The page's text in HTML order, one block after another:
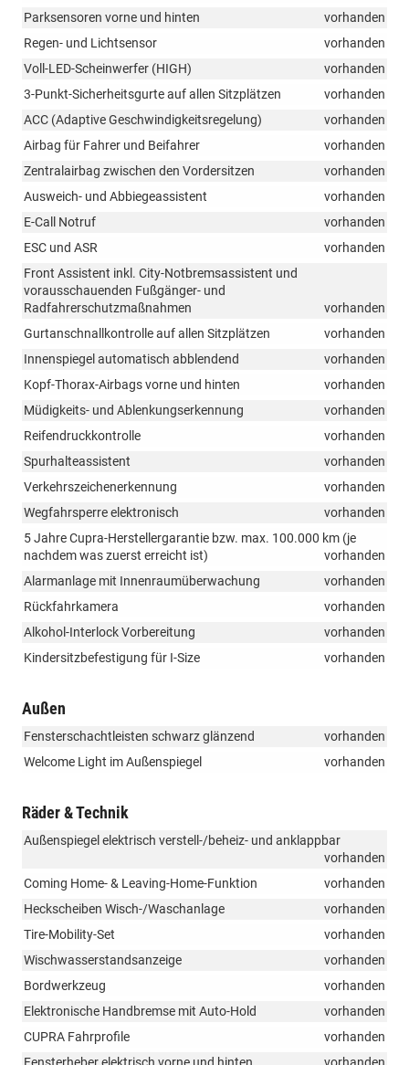
Parksensoren vorne und hinten
vorhanden
Regen- und Lichtsensor
vorhanden
Voll-LED-Scheinwerfer (HIGH)
vorhanden
3-Punkt-Sicherheitsgurte auf allen Sitzplätzen
vorhanden
ACC (Adaptive Geschwindigkeitsregelung)
vorhanden
Airbag für Fahrer und Beifahrer
vorhanden
Zentralairbag zwischen den Vordersitzen
vorhanden
Ausweich- und Abbiegeassistent
vorhanden
E-Call Notruf
vorhanden
ESC und ASR
vorhanden
Front Assistent inkl. City-Notbremsassistent und
vorausschauenden Fußgänger- und
Radfahrerschutzmaßnahmen
vorhanden
Gurtanschnallkontrolle auf allen Sitzplätzen
vorhanden
Innenspiegel automatisch abblendend
vorhanden
Kopf-Thorax-Airbags vorne und hinten
vorhanden
Müdigkeits- und Ablenkungserkennung
vorhanden
Reifendruckkontrolle
vorhanden
Spurhalteassistent
vorhanden
Verkehrszeichenerkennung
vorhanden
Wegfahrsperre elektronisch
vorhanden
5 Jahre Cupra-Herstellergarantie bzw. max. 100.000 km (je
nachdem was zuerst erreicht ist)
vorhanden
Alarmanlage mit Innenraumüberwachung
vorhanden
Rückfahrkamera
vorhanden
Alkohol-Interlock Vorbereitung
vorhanden
Kindersitzbefestigung für I-Size
vorhanden
Außen
Fensterschachtleisten schwarz glänzend
vorhanden
Welcome Light im Außenspiegel
vorhanden
Räder & Technik
Außenspiegel elektrisch verstell-/beheiz- und anklappbar
vorhanden
Coming Home- & Leaving-Home-Funktion
vorhanden
Heckscheiben Wisch-/Waschanlage
vorhanden
Tire-Mobility-Set
vorhanden
Wischwasserstandsanzeige
vorhanden
Bordwerkzeug
vorhanden
Elektronische Handbremse mit Auto-Hold
vorhanden
CUPRA Fahrprofile
vorhanden